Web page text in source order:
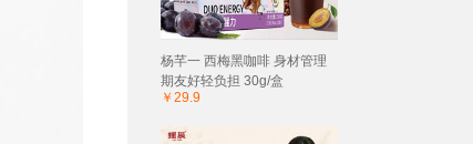
杨芊一 西梅黑咖啡 身材管理
期友好轻负担 30g/盒
￥29.9